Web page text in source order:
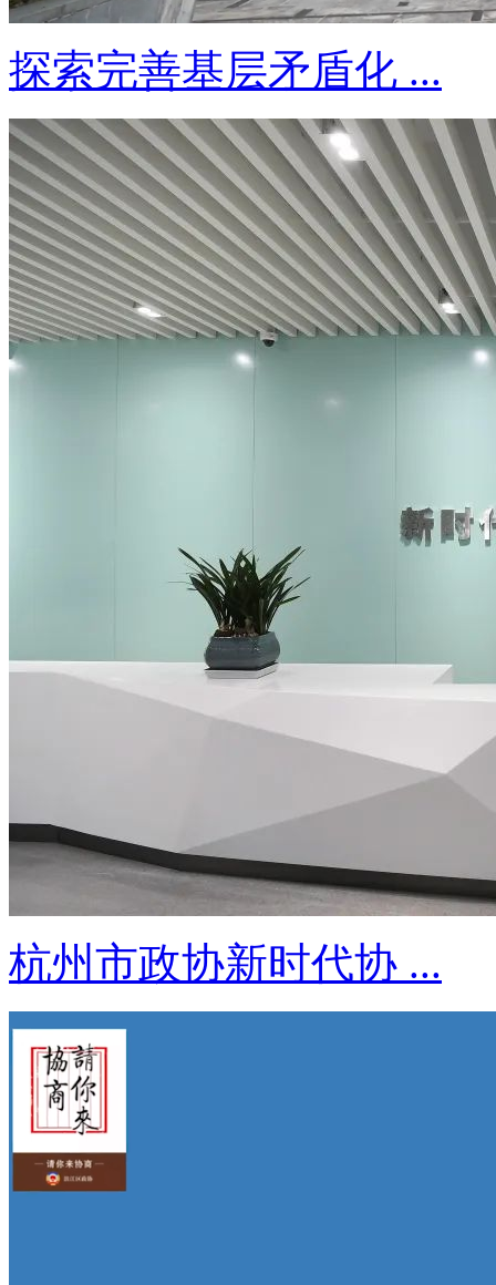
探索完善基层矛盾化 ...
杭州市政协新时代协 ...